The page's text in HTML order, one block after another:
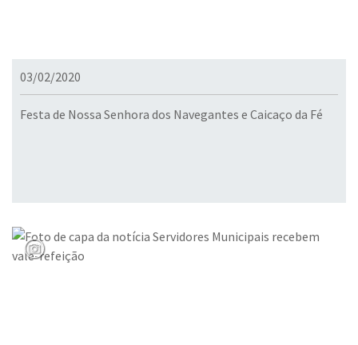
03/02/2020
Festa de Nossa Senhora dos Navegantes e Caicaço da Fé